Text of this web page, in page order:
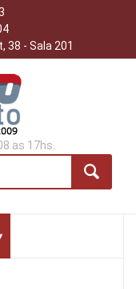
38 - Sala 201
as 17hs.